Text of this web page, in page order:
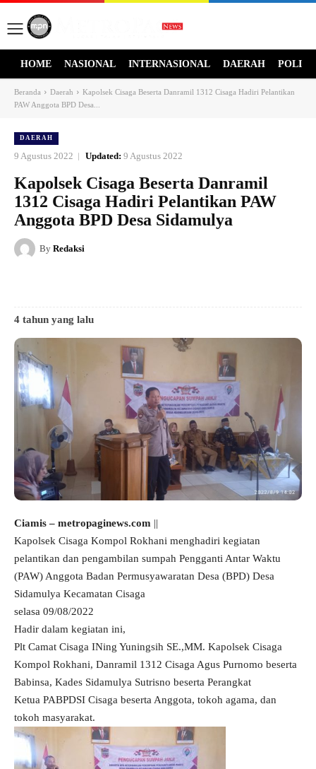
HOME NASIONAL INTERNASIONAL DAERAH
Beranda Daerah
Kapolsek Cisaga Beserta Danramil 1312 Cisaga Hadiri Pelantikan
PAW Anggota BPD Desa...
DAERAH
9 Agustus 2022 Updated: 9 Agustus 2022
Kapolsek Cisaga Beserta Danramil
1312 Cisaga Hadiri Pelantikan PAW
Anggota BPD Desa Sidamulya
By Redaksi
4 tahun yang lalu
Ciamis – metropaginews.com ||
Kapolsek Cisaga Kompol Rokhani menghadiri kegiatan
pelantikan dan pengambilan sumpah Pengganti Antar Waktu
(PAW) Anggota Badan Permusyawaratan Desa (BPD) Desa
Sidamulya Kecamatan Cisaga
selasa 09/08/2022
Hadir dalam kegiatan ini,
Plt Camat Cisaga INing Yuningsih SE.,MM. Kapolsek Cisaga
Kompol Rokhani, Danramil 1312 Cisaga Agus Purnomo beserta
Babinsa, Kades Sidamulya Sutrisno beserta Perangkat
Ketua PABPDSI Cisaga beserta Anggota, tokoh agama, dan
tokoh masyarakat.